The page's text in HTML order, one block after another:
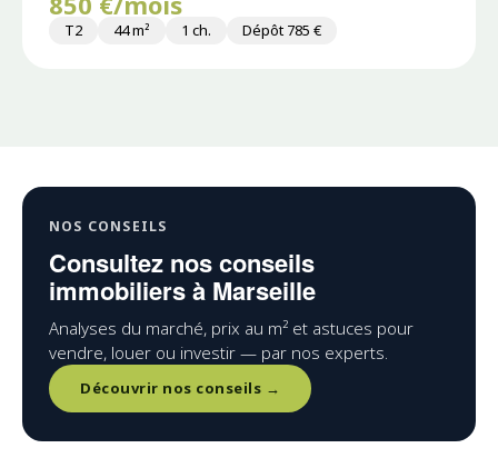
T2 44 m² 1 ch. Dépôt 785 €
NOS CONSEILS
Consultez nos conseils
immobiliers à Marseille
Analyses du marché, prix au m² et astuces pour
vendre, louer ou investir — par nos experts.
Découvrir nos conseils →